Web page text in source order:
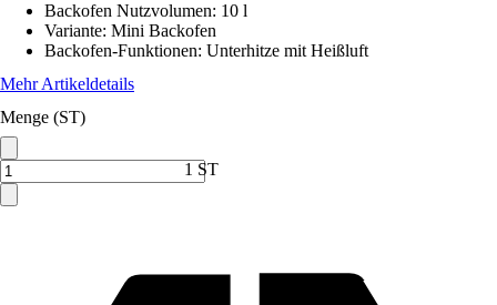
Backofen Nutzvolumen: 10 l
Variante: Mini Backofen
Backofen-Funktionen: Unterhitze mit Heißluft
Mehr Artikeldetails
Menge (ST)
1 ST